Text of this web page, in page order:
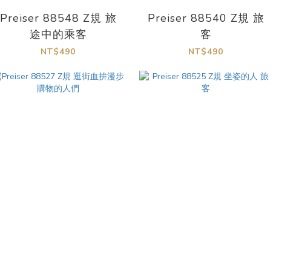
Preiser 88548 Z規 旅
途中的乘客
NT$490
Preiser 88540 Z規 旅
客
NT$490